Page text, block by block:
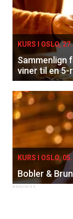
KURS I OSLO,
Sammenlign
viner til en
KURS I OSLO,
Bobler &